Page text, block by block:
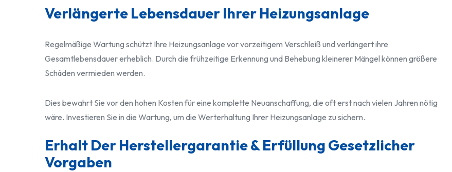
Verlängerte Lebensdauer Ihrer Heizungsanlage
Regelmäßige Wartung schützt Ihre Heizungsanlage vor vorzeitigem Verschleiß und verlängert ihre
Gesamtlebensdauer erheblich. Durch die frühzeitige Erkennung und Behebung kleinerer Mängel können größere
Schäden vermieden werden.
Dies bewahrt Sie vor den hohen Kosten für eine komplette Neuanschaffung, die oft erst nach vielen Jahren nötig
wäre. Investieren Sie in die Wartung, um die Werterhaltung Ihrer Heizungsanlage zu sichern.
Erhalt Der Herstellergarantie & Erfüllung Gesetzlicher
Vorgaben